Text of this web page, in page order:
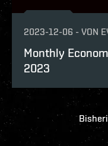
2023-12-06 - VON
Monthly
2023